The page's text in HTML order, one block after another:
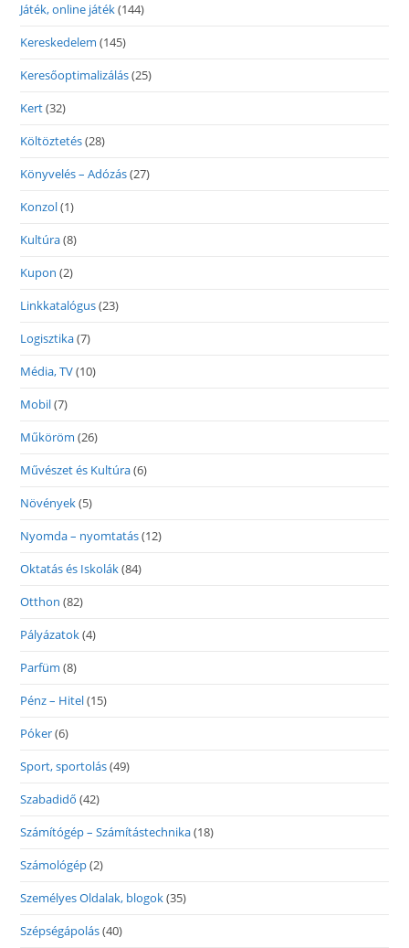
Játék, online játék(144)
Kereskedelem (145)
Keresőoptimalizálás(25)
Kert(32)
Költöztetés(28)
Könyvelés – Adózás(27)
Konzol(1)
Kultúra(8)
Kupon (2)
Linkkatalógus(23)
Logisztika(7)
Média, TV(10)
Mobil(7)
Műköröm (26)
Művészet és Kultúra(6)
Növények(5)
Nyomda – nyomtatás(12)
Oktatás és Iskolák(84)
Otthon (82)
Pályázatok(4)
Parfüm (8)
Pénz – Hitel(15)
Póker(6)
Sport, sportolás(49)
Szabadidő (42)
Számítógép – Számítástechnika(18)
Számológép(2)
Személyes Oldalak, blogok(35)
Szépségápolás(40)